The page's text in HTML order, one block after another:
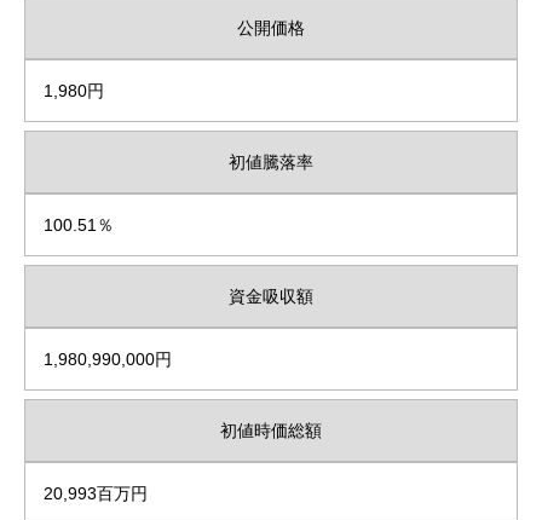
公開価格
1,980円
初値騰落率
100.51％
資金吸収額
1,980,990,000円
初値時価総額
20,993百万円